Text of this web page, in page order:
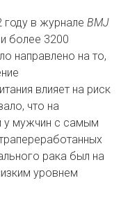
году в журнале BMJ
более 3200
направлено на то,
влияет на риск
что на
у мужчин с самым
рака был на
уровнем